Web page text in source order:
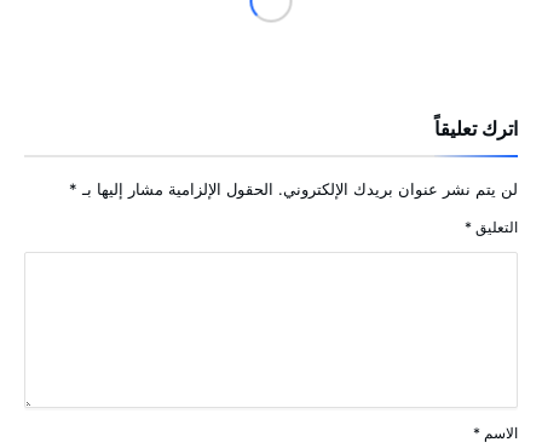
اترك تعليقاً
لن يتم نشر عنوان بريدك الإلكتروني. الحقول الإلزامية مشار إليها بـ *
التعليق *
الاسم *